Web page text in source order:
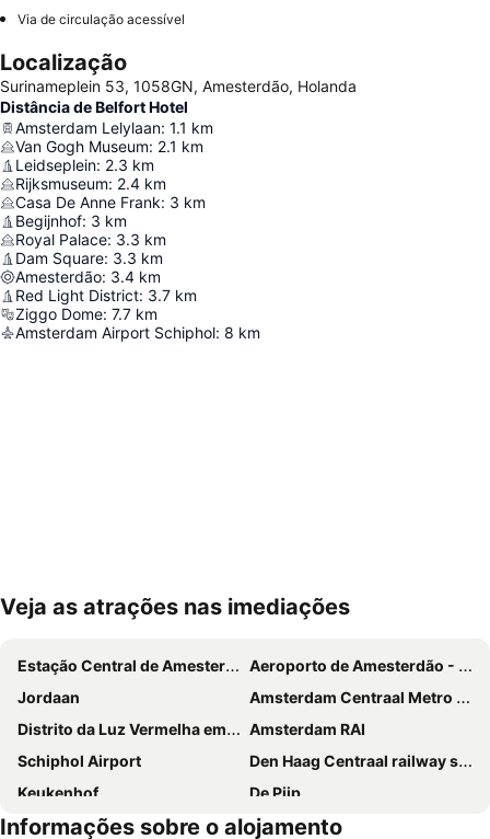
Via de circulação acessível
Localização
Surinameplein 53, 1058GN, Amesterdão, Holanda
Distância de Belfort Hotel
Amsterdam Lelylaan: 1.1 km
Van Gogh Museum: 2.1 km
Leidseplein: 2.3 km
Rijksmuseum: 2.4 km
Casa De Anne Frank: 3 km
Begijnhof: 3 km
Royal Palace: 3.3 km
Dam Square: 3.3 km
Amesterdão: 3.4 km
Red Light District: 3.7 km
Ziggo Dome: 7.7 km
Amsterdam Airport Schiphol: 8 km
Ampliar mapa
Veja as atrações nas imediações
Estação Central de Amesterdão
Aeroporto de Amesterdão - Schiphol
Jordaan
Amsterdam Centraal Metro Station
Distrito da Luz Vermelha em Amesterdão
Amsterdam RAI
Schiphol Airport
Den Haag Centraal railway station
Keukenhof
De Pijp
Dam
Amsterdam ArenA
Informações sobre o alojamento